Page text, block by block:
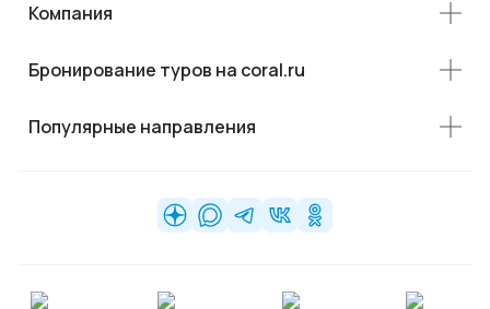
Компания
Бронирование туров на coral.ru
Популярные направления